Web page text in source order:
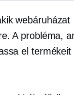
webáruházat
A probléma,
el termékeit